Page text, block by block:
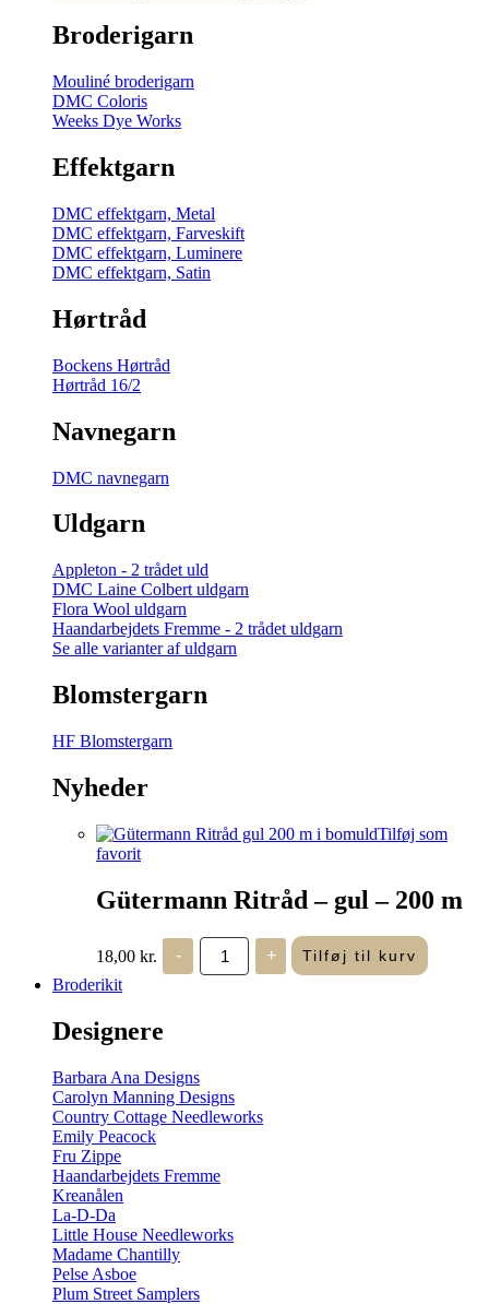
Broderigarn
Mouliné broderigarn
DMC Coloris
Weeks Dye Works
Effektgarn
DMC effektgarn, Metal
DMC effektgarn, Farveskift
DMC effektgarn, Luminere
DMC effektgarn, Satin
Hørtråd
Bockens Hørtråd
Hørtråd 16/2
Navnegarn
DMC navnegarn
Uldgarn
Appleton - 2 trådet uld
DMC Laine Colbert uldgarn
Flora Wool uldgarn
Haandarbejdets Fremme - 2 trådet uldgarn
Se alle varianter af uldgarn
Blomstergarn
HF Blomstergarn
Nyheder
Tilføj som
favorit
Gütermann Ritråd – gul – 200 m
18,00 kr. -
Gütermann
Ritråd
-
+ Tilføj til kurv
Broderikit
Designere
Barbara Ana Designs
Carolyn Manning Designs
Country Cottage Needleworks
Emily Peacock
Fru Zippe
Haandarbejdets Fremme
Kreanålen
La-D-Da
Little House Needleworks
Madame Chantilly
Pelse Asboe
Plum Street Samplers